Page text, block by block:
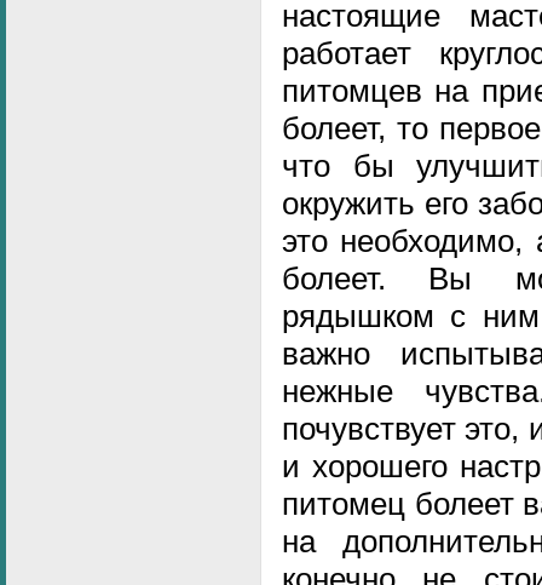
настоящие
работает
питомцев на
болеет, то
что бы
окружить его
это необходимо,
болеет. Вы
рядышком с
важно
нежные
почувствует это,
и хорошего
питомец болеет
на